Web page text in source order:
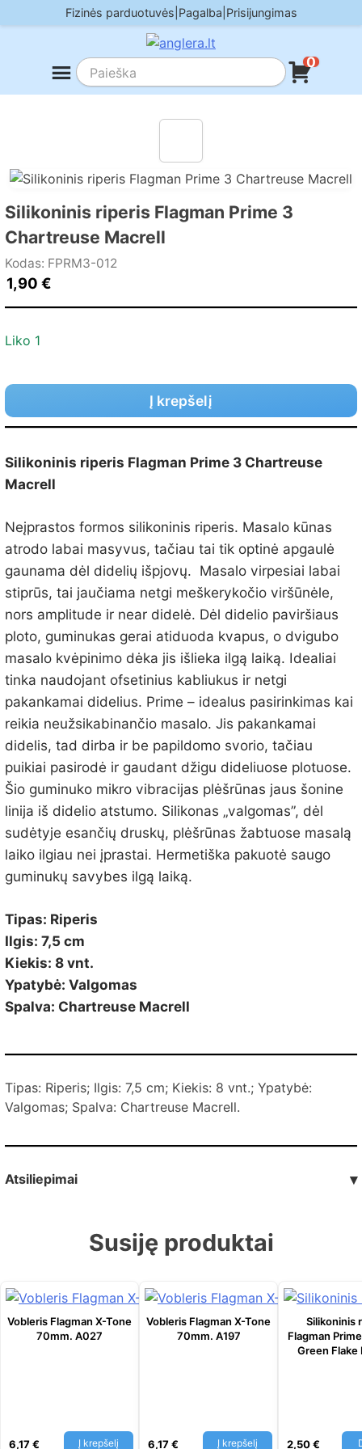
to
Fizinės parduotuvės Pagalba Prisijungimas
0
Silikoninis riperis Flagman Prime 3
Chartreuse Macrell
Kodas: FPRM3-012
1,90 €
Liko 1
Į krepšelį
Silikoninis riperis Flagman Prime 3 Chartreuse
Macrell
Neįprastos formos silikoninis riperis. Masalo kūnas
atrodo labai masyvus, tačiau tai tik optinė apgaulė
gaunama dėl didelių išpjovų. Masalo virpesiai labai
stiprūs, tai jaučiama netgi meškerykočio viršūnėle,
nors amplitude ir near didelė. Dėl didelio paviršiaus
ploto, guminukas gerai atiduoda kvapus, o dvigubo
masalo kvėpinimo dėka jis išlieka ilgą laiką. Idealiai
tinka naudojant ofsetinius kabliukus ir netgi
pakankamai didelius. Prime – idealus pasirinkimas kai
reikia neužsikabinančio masalo. Jis pakankamai
didelis, tad dirba ir be papildomo svorio, tačiau
puikiai pasirodė ir gaudant džigu dideliuose plotuose.
Šio guminuko mikro vibracijas plėšrūnas jaus šonine
linija iš didelio atstumo. Silikonas „valgomas”, dėl
sudėtyje esančių druskų, plėšrūnas žabtuose masalą
laiko ilgiau nei įprastai. Hermetiška pakuotė saugo
guminukų savybes ilgą laiką.
Tipas: Riperis
Ilgis: 7,5 cm
Kiekis: 8 vnt.
Ypatybė: Valgomas
Spalva: Chartreuse Macrell
Tipas: Riperis; Ilgis: 7,5 cm; Kiekis: 8 vnt.; Ypatybė:
Valgomas; Spalva: Chartreuse Macrell.
Atsiliepimai ▾
Susiję produktai
Vobleris Flagman X-Tone
70mm. A027
6,17€ Į krepšelį
Vobleris Flagman X-Tone
70mm. A197
6,17€ Į krepšelį
Silikoninis
Flagman
Green Flake
2,50€